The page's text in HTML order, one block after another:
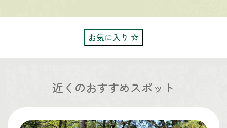
お気に入り
近くのおすすめスポット